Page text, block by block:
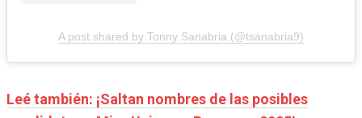
A post shared by Tonny Sanabria (@tsanabria9)
Leé también: ¡Saltan nombres de las posibles